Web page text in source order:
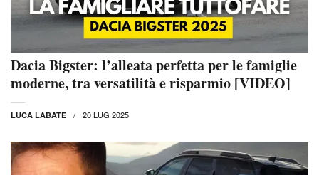
Dacia Bigster: l’alleata perfetta per le famiglie
moderne, tra versatilità e risparmio [VIDEO]
LUCA LABATE 20 LUG 2025